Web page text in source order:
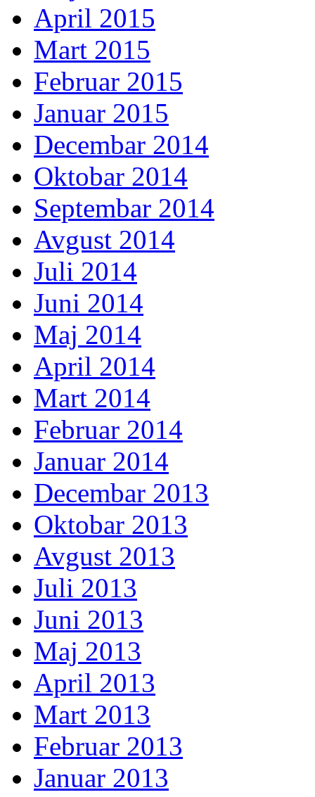
April 2015
Mart 2015
Februar 2015
Januar 2015
Decembar 2014
Oktobar 2014
Septembar 2014
Avgust 2014
Juli 2014
Juni 2014
Maj 2014
April 2014
Mart 2014
Februar 2014
Januar 2014
Decembar 2013
Oktobar 2013
Avgust 2013
Juli 2013
Juni 2013
Maj 2013
April 2013
Mart 2013
Februar 2013
Januar 2013